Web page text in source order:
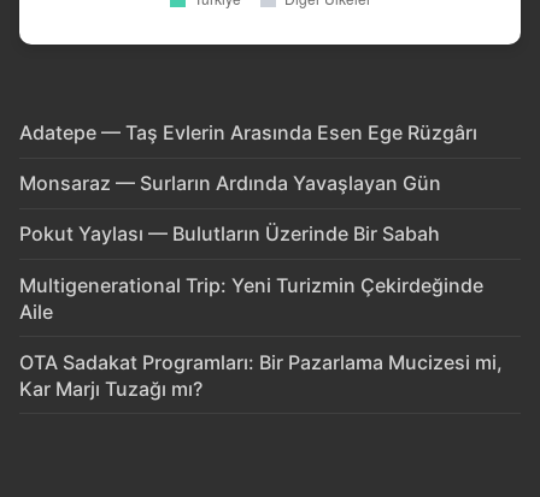
Adatepe — Taş Evlerin Arasında Esen Ege Rüzgârı
Monsaraz — Surların Ardında Yavaşlayan Gün
Pokut Yaylası — Bulutların Üzerinde Bir Sabah
Multigenerational Trip: Yeni Turizmin Çekirdeğinde
Aile
OTA Sadakat Programları: Bir Pazarlama Mucizesi mi,
Kar Marjı Tuzağı mı?